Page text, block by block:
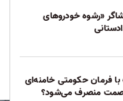
«رشوه خودروهای
فرمان حکومتی خامنه‌ای
صمت منصرف می‌شود؟